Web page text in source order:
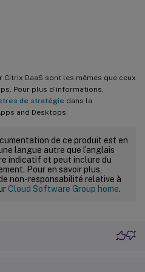
DaaS sont les mêmes que ceux
Pour plus d’informations,
de stratégie dans la
and Desktops.
de ce produit est en
langue autre que l’anglais
indicatif et peut inclure du
Pour en savoir plus,
non-responsabilité relative à
Cloud Software Group home.